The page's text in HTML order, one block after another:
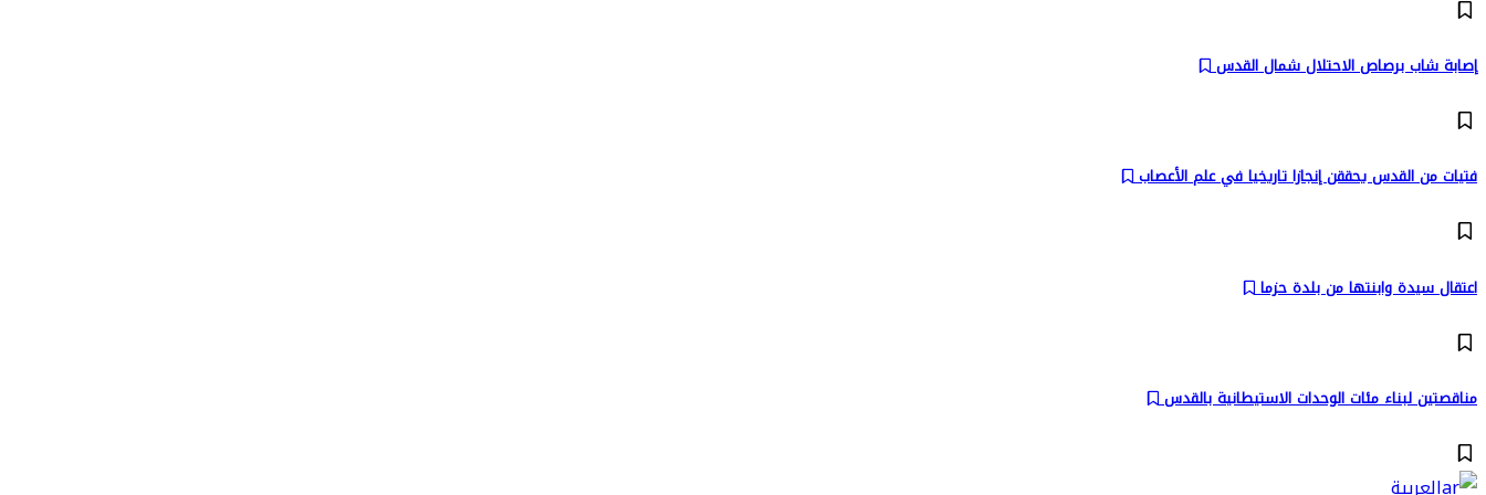
إصابة شاب برصاص الاحتلال شمال القدس
فتيات من القدس يحققن إنجازا تاريخيا في علم الأعصاب
اعتقال سيدة وابنتها من بلدة حزما
مناقصتين لبناء مئات الوحدات الاستيطانية بالقدس
العربية